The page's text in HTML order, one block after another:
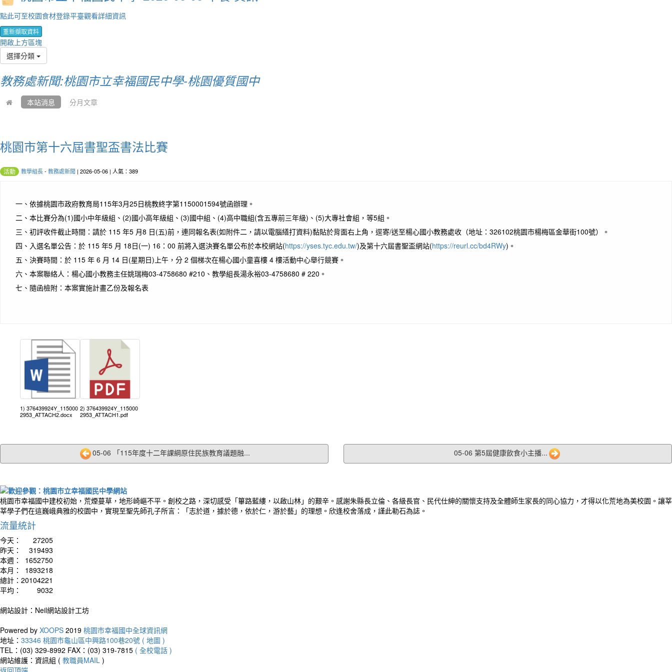
點此可至校園食材登錄平臺觀看詳細資訊
重新擷取資料
開啟上方區塊
選擇分類
教務處新聞:桃園市立幸福國民中學-桃園優質國中
本站消息 分月文章
桃園市第十六屆書聖盃書法比賽
活動 教學組長- 教務處新聞 | 2026-05-06 | 人氣：389
一、 依據桃園市政府教育局115年3月25日桃教終字第1150001594號函辦理。
二、 本比賽分為(1)國小中年級組、(2)國小高年級組、(3)國中組、(4)高中職組(含五專前三年級)、(5)大專社會組，等5組。
三、 初評收件截止時間：請於 115 年5 月8 日(五)前，連同報名表(如附件二，請以電腦繕打資料)黏貼於背面右上角，逕寄/送至楊心國小教務處收（地址：326102桃園市楊梅區金華街100號）。
四、 入選名單公告：於 115 年5 月 18日(一) 16：00 前將入選決賽名單公布於本校網站(https://yses.tyc.edu.tw/)及第十六屆書聖盃網站(https://reurl.cc/bd4RWy)。
五、 決賽時間：於 115 年 6 月 14 日(星期日)上午，分 2 個梯次在楊心國小童喜樓 4 樓活動中心舉行競賽。
六、 本案聯絡人：楊心國小教務主任姚瑞梅03-4758680 #210、教學組長湯永裕03-4758680 # 220。
七、 隨函檢附：本案實施計畫乙份及報名表
1) 376439924Y_115000
2953_ATTACH2.docx
2) 376439924Y_115000
2953_ATTACH1.pdf
05-06 「115年度十二年課綱原住民族教育議題融... 05-06 第5屆健康飲食小主播...
桃園市幸福國中建校初始，荒煙蔓草，地形崎嶇不平。創校之路，深切感受「篳路藍縷，以啟山林」的艱辛。感謝朱縣長立倫、各級長官、民代仕紳的關懷支持及全體師生家長的同心協力，才得以化荒地為美校園。讓莘
莘學子們在這巍峨典雅的校園中，實現至聖先師孔子所言：「志於道，據於德，依於仁，游於藝」的理想。欣逢校舍落成，謹此勒石為誌。
流量統計
今天：
27205
昨天：
319493
本週：
1652750
本月：
1893218
總計： 20104221
平均：
9032
網站設計：Neil網站設計工坊
Powered by XOOPS 2019 桃園市幸福國中全球資訊網
地址： 33346 桃園市龜山區中興路100巷20號 ( 地圖 )
TEL：(03) 329-8992 FAX：(03) 319-7815 ( 全校電話 )
網站維護：資訊組 ( 教職員MAIL )
返回頂端